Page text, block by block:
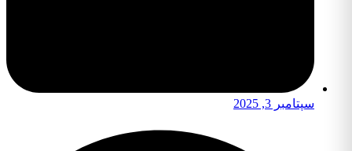
سپتامبر 3, 2025